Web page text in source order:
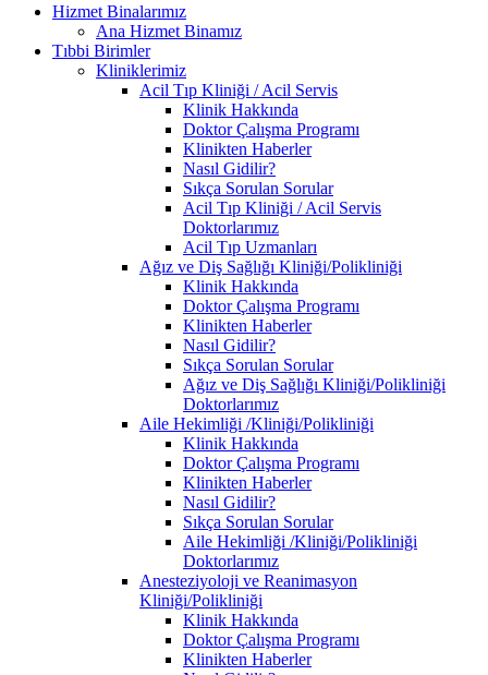
Hizmet Binalarımız
Ana Hizmet Binamız
Tıbbi Birimler
Kliniklerimiz
Acil Tıp Kliniği / Acil Servis
Klinik Hakkında
Doktor Çalışma Programı
Klinikten Haberler
Nasıl Gidilir?
Sıkça Sorulan Sorular
Acil Tıp Kliniği / Acil Servis
Doktorlarımız
Acil Tıp Uzmanları
Ağız ve Diş Sağlığı Kliniği/Polikliniği
Klinik Hakkında
Doktor Çalışma Programı
Klinikten Haberler
Nasıl Gidilir?
Sıkça Sorulan Sorular
Ağız ve Diş Sağlığı Kliniği/Polikliniği
Doktorlarımız
Aile Hekimliği /Kliniği/Polikliniği
Klinik Hakkında
Doktor Çalışma Programı
Klinikten Haberler
Nasıl Gidilir?
Sıkça Sorulan Sorular
Aile Hekimliği /Kliniği/Polikliniği
Doktorlarımız
Anesteziyoloji ve Reanimasyon
Kliniği/Polikliniği
Klinik Hakkında
Doktor Çalışma Programı
Klinikten Haberler